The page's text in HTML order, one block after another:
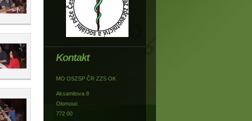
Kontakt
MO OSZSP ČR ZZS OK
Aksamitova 8
Olomouc
772 00